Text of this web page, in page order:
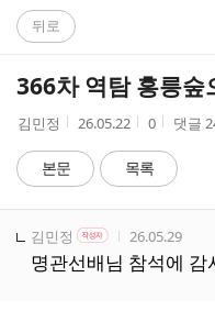
C
A
뒤로
366차 역탐 홍릉숲
작
자
김민정
작
시
간
26.05.22
조
수
0 댓글
본문 목록
작성자
김민정 작성자 본인 여부
작성자 작성시간
26.05.29
명관선배님 참석에